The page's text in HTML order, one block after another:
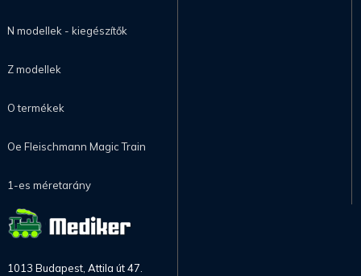
N modellek - kiegészítők
Z modellek
O termékek
Oe Fleischmann Magic Train
1-es méretarány
1013 Budapest, Attila út 47.